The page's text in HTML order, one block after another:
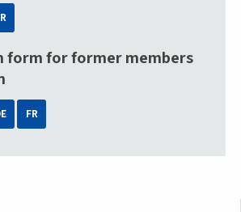
form for former members
FR